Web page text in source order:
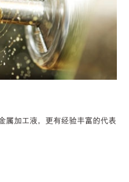
属加工液，更有经验丰富的代表